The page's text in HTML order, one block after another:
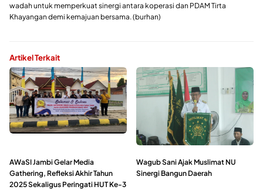
wadah untuk memperkuat sinergi antara koperasi dan PDAM Tirta
Khayangan demi kemajuan bersama. (burhan)
Artikel Terkait
AWaSI Jambi Gelar Media
Gathering, Refleksi Akhir Tahun
2025 Sekaligus Peringati HUT Ke-3
Wagub Sani Ajak Muslimat NU
Sinergi Bangun Daerah